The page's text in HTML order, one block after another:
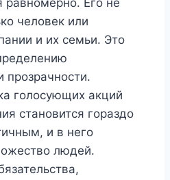
равномерно. Его не
человек или
и их семьи. Это
прозрачности.
голосующих акций
становится гораздо
и в него
людей.